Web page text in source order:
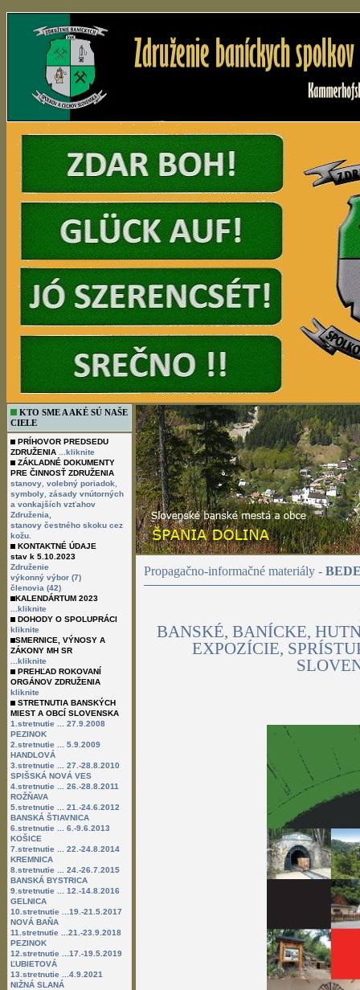
KTO SME A AKÉ SÚ NAŠE
CIELE
PRÍHOVOR PREDSEDU
ZDRUŽENIA
...kliknite
ZÁKLADNÉ DOKUMENTY
PRE ČINNOSŤ ZDRUŽENIA
stanovy volebný poriadok
symboly zásady vnútorných
a vonkajších vzťahov
Združenia,
stanovy čestného skoku cez
kožu.
KONTAKTNÉ ÚDAJE
stav k 5.10.2023
Združenie
výkonný výbor (7)
členovia (42)
KALENDÁRTUM 2023
...kliknite
DOHODY O SPOLUPRÁCI
kliknite
SMERNICE, VÝNOSY A
ZÁKONY MH SR
...kliknite
PREHĽAD ROKOVANÍ
ORGÁNOV ZDRUŽENIA
kliknite
STRETNUTIA BANSKÝCH
MIEST A OBCÍ SLOVENSKA
1.stretnutie ... 27.9.2008
PEZINOK
2.stretnutie ... 5.9.2009
HANDLOVÁ
3.stretnutie ... 27.-28.8.2010
SPIŠSKÁ NOVÁ VES
4.stretnutie ... 26.-28.8.2011
ROŽŇAVA
5.stretnutie ... 21.-24.6.2012
BANSKÁ ŠTIAVNICA
6.stretnutie ... 6.-9.6.2013
KOŠICE
7.stretnutie ... 22.-24.8.2014
KREMNICA
8.stretnutie ... 24.-26.7.2015
BANSKÁ BYSTRICA
9.stretnutie ... 12.-14.8.2016
GELNICA
10.stretnutie ...19.-21.5.2017
NOVÁ BAŇA
11.stretnutie ...21.-23.9.2018
PEZINOK
12.stretnutie ...17.-19.5.2019
ĽUBIETOVÁ
13.stretnutie ...4.9.2021
NIŽNÁ SLANÁ
Propagačno-informačné materiály -
BANSKÉ, BANÍCKE,
EXPOZÍCIE,